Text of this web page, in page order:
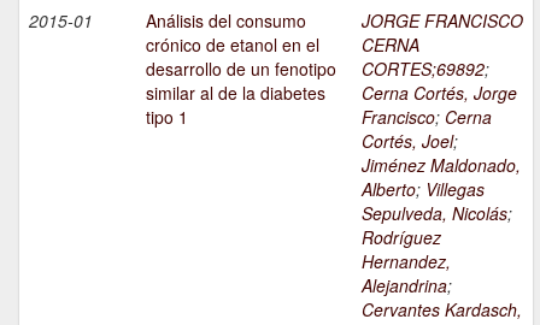
2015-01
Análisis del consumo
crónico de etanol en el
desarrollo de un fenotipo
similar al de la diabetes
tipo 1
JORGE FRANCISCO
CERNA
CORTES;69892;
Cerna Cortés, Jorge
Francisco; Cerna
Cortés, Joel;
Jiménez Maldonado,
Alberto; Villegas
Sepulveda, Nicolás;
Rodríguez
Hernandez,
Alejandrina;
Cervantes Kardasch,